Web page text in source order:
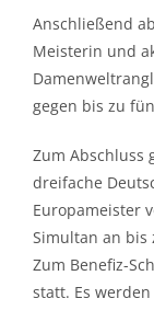
Anschließend
Meisterin und
gegen bis zu
Zum Abschluss
dreifache
Europameister
Simultan an bis
Zum Benefiz-
statt. Es